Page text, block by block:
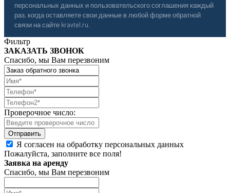
персональных данных и пользовательского соглашения каждый
раз, когда оставляете свои данные в любой форме обратной
связи на сайте kravtel.ru.
Фильтр
ЗАКАЗАТЬ ЗВОНОК
Спасибо, мы Вам перезвоним
Проверочное число:
Я согласен на обработку персональных данных
Пожалуйста, заполните все поля!
Заявка на аренду
Спасибо, мы Вам перезвоним